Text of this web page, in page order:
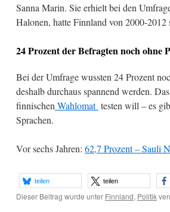
Sanna Marin. Sie erhielt bei den
Halonen, hatte Finnland von 2000-2012
24 Prozent der Befragten noch ohne
Bei der Umfrage wussten 24 Prozent
deshalb durchaus spannend werden.
finnischen Wahlomat testen will – es
Sprachen.
Vor sechs Jahren: 62,7 Prozent – Sauli
teilen teilen
Dieser Beitrag wurde unter Finnland, Politik